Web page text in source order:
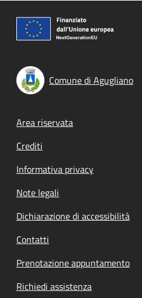
Comune di Agugliano
Footer menu
Area riservata
Crediti
Informativa privacy
Note legali
Dichiarazione di accessibilità
Contatti
Prenotazione appuntamento
Richiedi assistenza